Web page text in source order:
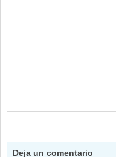
Deja un comentario